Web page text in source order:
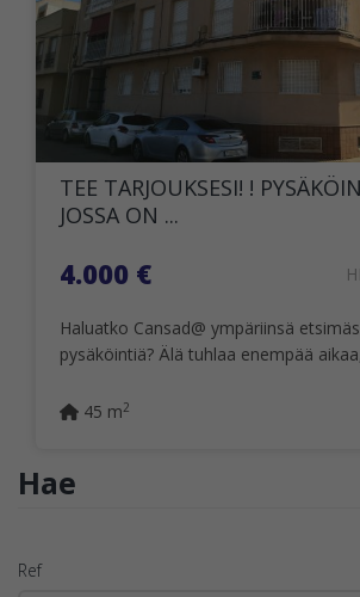
TEE TARJOUKSESI! !
JOSSA ON ...
4.000 €
Haluatko Cansad@ ympäriinsä
pysäköintiä? Älä tuhlaa enempää
45 m2
Hae
Ref